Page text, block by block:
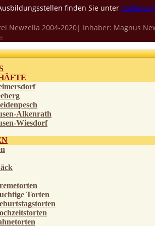
finden Sie unter
Newzella 2004-2020| Inhaber: Magnus
Alkenrath
Wiesdorf
Torten